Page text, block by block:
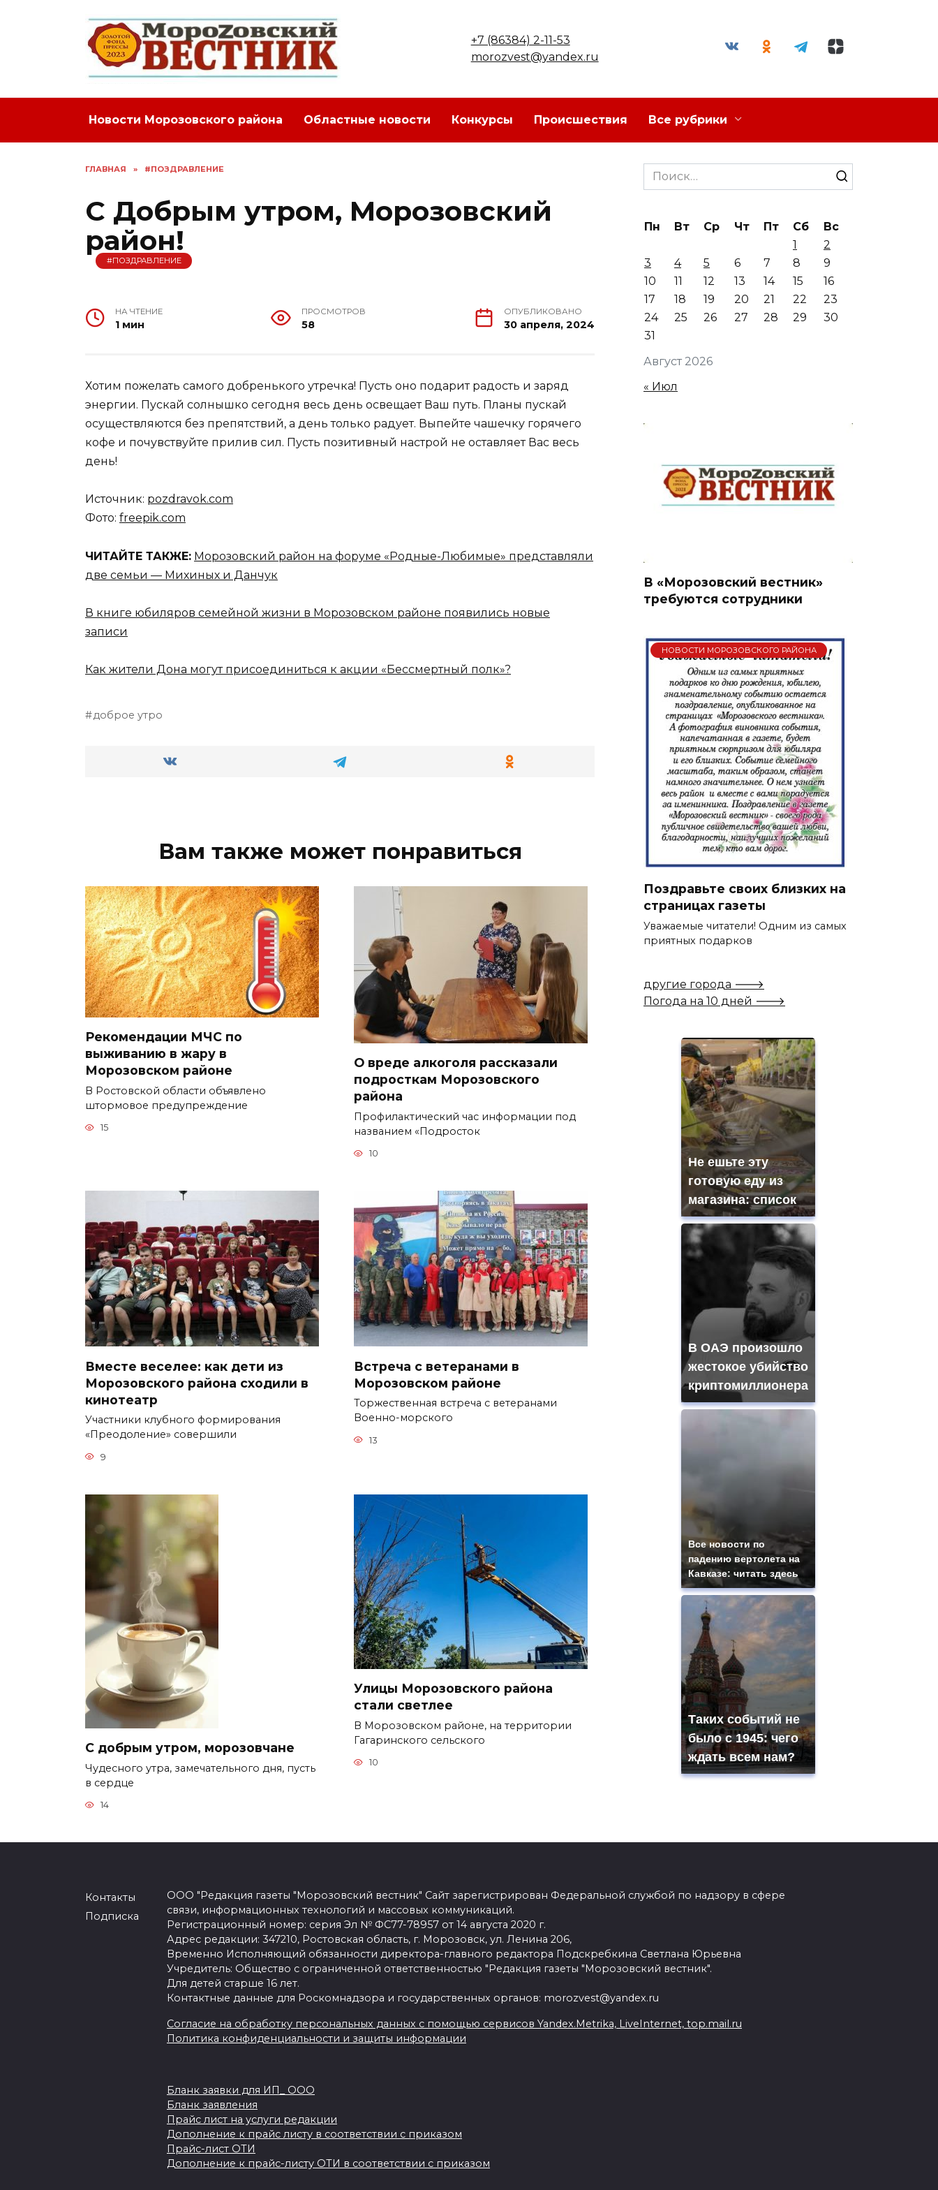
+7 (86384) 2-11-53
morozvest@yandex.ru
Новости Морозовского района Областные новости Конкурсы Происшествия Все рубрики
ГЛАВНАЯ » #ПОЗДРАВЛЕНИЕ
С Добрым утром, Морозовский
район!
#ПОЗДРАВЛЕНИЕ
НА ЧТЕНИЕ
1 мин
ПРОСМОТРОВ
58
ОПУБЛИКОВАНО
30 апреля, 2024
Хотим пожелать самого добренького утречка! Пусть оно подарит радость и заряд
энергии. Пускай солнышко сегодня весь день освещает Ваш путь. Планы пускай
осуществляются без препятствий, а день только радует. Выпейте чашечку горячего
кофе и почувствуйте прилив сил. Пусть позитивный настрой не оставляет Вас весь
день!
Источник: pozdravok.com
Фото: freepik.com
ЧИТАЙТЕ ТАКЖЕ: Морозовский район на форуме «Родные-Любимые» представляли
две семьи — Михиных и Данчук
В книге юбиляров семейной жизни в Морозовском районе появились новые
записи
Как жители Дона могут присоединиться к акции «Бессмертный полк»?
доброе утро
Вам также может понравиться
Рекомендации МЧС по
выживанию в жару в
Морозовском районе
В Ростовской области объявлено
штормовое предупреждение
15
О вреде алкоголя рассказали
подросткам Морозовского
района
Профилактический час информации под
названием «Подросток
10
Вместе веселее: как дети из
Морозовского района сходили в
кинотеатр
Участники клубного формирования
«Преодоление» совершили
9
Встреча с ветеранами в
Морозовском районе
Торжественная встреча с ветеранами
Военно-морского
13
С добрым утром, морозовчане
Чудесного утра, замечательного дня, пусть
в сердце
14
Улицы Морозовского района
стали светлее
В Морозовском районе, на территории
Гагаринского сельского
10
Search
for:
Август 2026
Пн Вт Ср Чт Пт Сб
Вс
1
2
3
4 5 6 7 8
9
10
11 12 13 14 15
16
17
18 19 20 21 22
23
24
25 26 27 28 29
30
31
« Июл
В «Морозовский вестник»
требуются сотрудники
НОВОСТИ МОРОЗОВСКОГО РАЙОНА
Поздравьте своих близких на
страницах газеты
Уважаемые читатели! Одним из самых
приятных подарков
другие города 🡒
Погода на 10 дней 🡒
Не ешьте эту
готовую еду из
магазина: список
В ОАЭ произошло
жестокое убийство
криптомиллионера
Все новости по
падению вертолета на
Кавказе: читать здесь
Таких событий не
было с 1945: чего
ждать всем нам?
Контакты
Подписка
ООО "Редакция газеты "Морозовский вестник" Сайт зарегистрирован Федеральной службой по надзору в сфере
связи, информационных технологий и массовых коммуникаций.
Регистрационный номер: серия Эл № ФС77-78957 от 14 августа 2020 г.
Адрес редакции: 347210, Ростовская область, г. Морозовск, ул. Ленина 206,
Временно Исполняющий обязанности директора-главного редактора Подскребкина Светлана Юрьевна
Учредитель: Общество с ограниченной ответственностью "Редакция газеты "Морозовский вестник".
Для детей старше 16 лет.
Контактные данные для Роскомнадзора и государственных органов: morozvest@yandex.ru
Согласие на обработку персональных данных с помощью сервисов Yandex.Metrika, LiveInternet, top.mail.ru
Политика конфиденциальности и защиты информации
Бланк заявки для ИП_ ООО
Бланк заявления
Прайс лист на услуги редакции
Дополнение к прайс листу в соответствии с приказом
Прайс-лист ОТИ
Дополнение к прайс-листу ОТИ в соответствии с приказом